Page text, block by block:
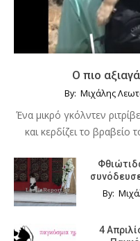
Ο πιο
By: Μιχάλης
Ένα μικρό γκόλντεν
και κερδίζει το
By:
4